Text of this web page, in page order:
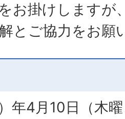
お掛けしますが
とご協力をお願
年4月10日（木